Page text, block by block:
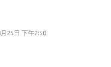
25日 下午2:50